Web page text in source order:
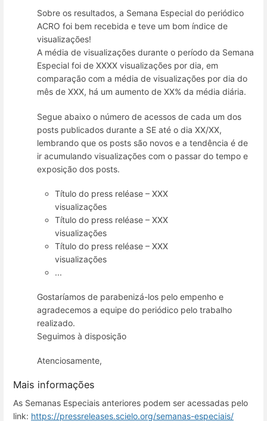
Sobre os resultados, a Semana Especial do periódico
ACRO foi bem recebida e teve um bom índice de
visualizações!
A média de visualizações durante o período da Semana
Especial foi de XXXX visualizações por dia, em
comparação com a média de visualizações por dia do
mês de XXX, há um aumento de XX% da média diária.
Segue abaixo o número de acessos de cada um dos
posts publicados durante a SE até o dia XX/XX,
lembrando que os posts são novos e a tendência é de
ir acumulando visualizações com o passar do tempo e
exposição dos posts.
Título do press reléase – XXX
visualizações
Título do press reléase – XXX
visualizações
Título do press reléase – XXX
visualizações
...
Gostaríamos de parabenizá-los pelo empenho e
agradecemos a equipe do periódico pelo trabalho
realizado.
Seguimos à disposição
Atenciosamente,
Mais informações
As Semanas Especiais anteriores podem ser acessadas pelo
link: https://pressreleases.scielo.org/semanas-especiais/